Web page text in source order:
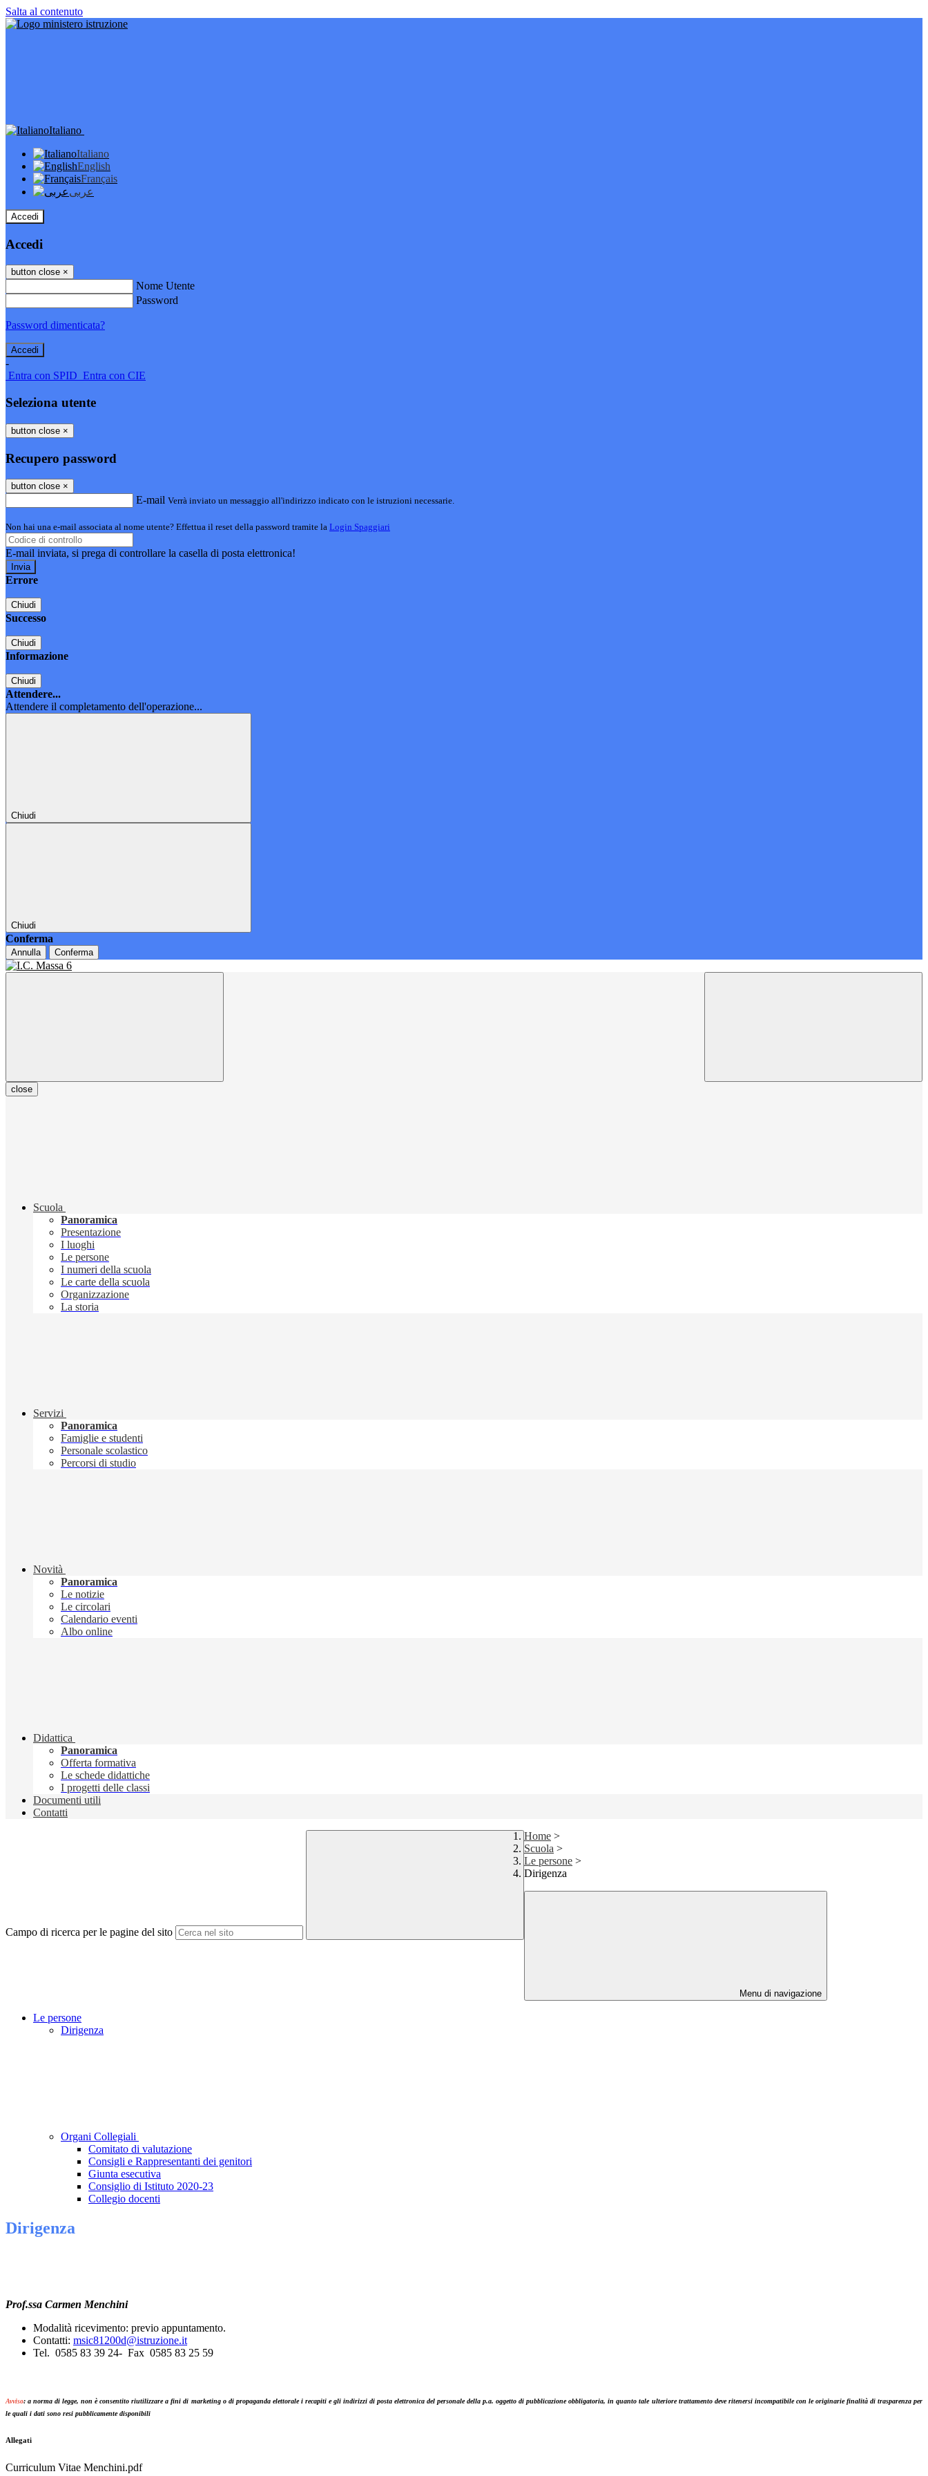
Salta al contenuto
Italiano
Italiano
English
Français
عربى
Accedi
Accedi
button close ×
Nome Utente
Password
Password dimenticata?
-
Entra con SPID Entra con CIE
Seleziona utente
button close ×
Recupero password
button close ×
E-mail Verrà inviato un messaggio all'indirizzo indicato con le istruzioni necessarie.
Non hai una e-mail associata al nome utente? Effettua il reset della password tramite la Login Spaggiari
E-mail inviata, si prega di controllare la casella di posta elettronica!
Errore
Chiudi
Successo
Chiudi
Informazione
Chiudi
Attendere...
Attendere il completamento dell'operazione...
Chiudi
Chiudi
Conferma
Annulla Conferma
close
Scuola
Panoramica
Presentazione
I luoghi
Le persone
I numeri della scuola
Le carte della scuola
Organizzazione
La storia
Servizi
Panoramica
Famiglie e studenti
Personale scolastico
Percorsi di studio
Novità
Panoramica
Le notizie
Le circolari
Calendario eventi
Albo online
Didattica
Panoramica
Offerta formativa
Le schede didattiche
I progetti delle classi
Documenti utili
Contatti
Campo di ricerca per le pagine del sito
Home >
Scuola >
Le persone >
Dirigenza
Menu di navigazione
Le persone
Dirigenza
Organi Collegiali
Comitato di valutazione
Consigli e Rappresentanti dei genitori
Giunta esecutiva
Consiglio di Istituto 2020-23
Collegio docenti
Dirigenza
Prof.ssa Carmen Menchini
Modalità ricevimento: previo appuntamento.
Contatti: msic81200d@istruzione.it
Tel. 0585 83 39 24- Fax 0585 83 25 59
Avviso: a norma di legge, non è consentito riutilizzare a fini di marketing o di propaganda elettorale i recapiti e gli indirizzi di posta elettronica del personale della p.a. oggetto di pubblicazione obbligatoria, in quanto tale ulteriore trattamento deve ritenersi incompatibile con le originarie finalità di trasparenza per
le quali i dati sono resi pubblicamente disponibili
Allegati
Curriculum Vitae Menchini.pdf